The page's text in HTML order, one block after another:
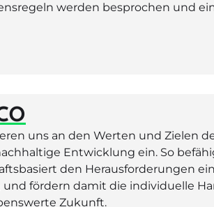
werden besprochen und
uns an den Werten und Zielen
Entwicklung ein. So
den Herausforderungen
und fördern damit die individuelle
Zukunft.